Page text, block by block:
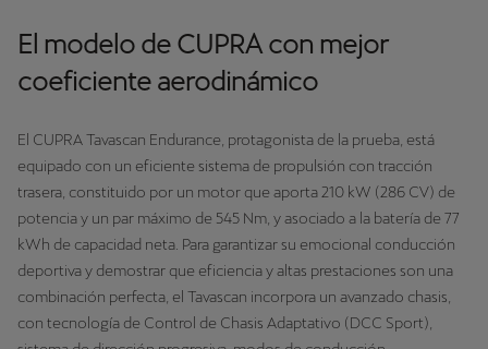
El modelo de CUPRA con mejor
coeficiente aerodinámico
El CUPRA Tavascan Endurance, protagonista de la prueba, está
equipado con un eficiente sistema de propulsión con tracción
trasera, constituido por un motor que aporta 210 kW (286 CV) de
potencia y un par máximo de 545 Nm, y asociado a la batería de 77
kWh de capacidad neta. Para garantizar su emocional conducción
deportiva y demostrar que eficiencia y altas prestaciones son una
combinación perfecta, el Tavascan incorpora un avanzado chasis,
con tecnología de Control de Chasis Adaptativo (DCC Sport),